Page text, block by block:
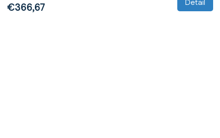
€366,67 Detail